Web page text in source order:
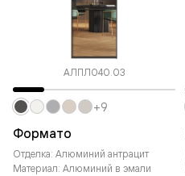
АЛПЛ040.03
Формато
Отделка: Алюминий антрацит
Материал: Алюминий в эмали
+9